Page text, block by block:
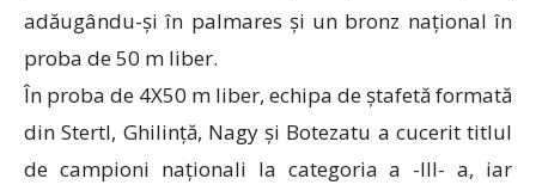
adăugându-și în palmares și un bronz național în
proba de 50 m liber.
În proba de 4X50 m liber, echipa de ștafetă formată
din Stertl, Ghilință, Nagy și Botezatu a cucerit titlul
de campioni naționali la categoria a -III- a, iar